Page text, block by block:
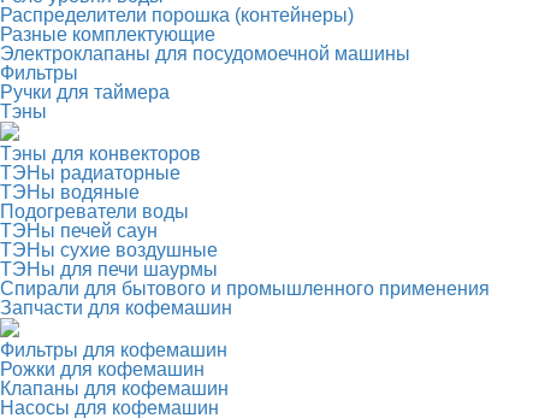
Распределители порошка (контейнеры)
Разные комплектующие
Электроклапаны для посудомоечной машины
Фильтры
Ручки для таймера
Тэны
Тэны для конвекторов
ТЭНы радиаторные
ТЭНы водяные
Подогреватели воды
ТЭНы печей саун
ТЭНы сухие воздушные
ТЭНы для печи шаурмы
Спирали для бытового и промышленного применения
Запчасти для кофемашин
Фильтры для кофемашин
Рожки для кофемашин
Клапаны для кофемашин
Насосы для кофемашин